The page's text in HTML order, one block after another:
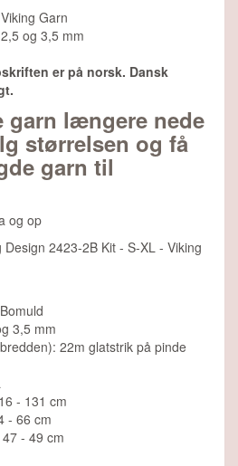
Viking Garn
2,5 og 3,5 mm
er på norsk. Dansk
garn længere nede
størrelsen og få
garn til
og op
2423-2B Kit - S-XL - Viking
3,5 mm
22m glatstrik på pinde
- 131 cm
- 66 cm
- 49 cm